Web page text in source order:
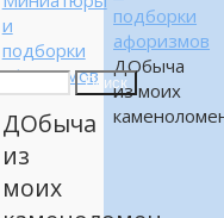
Поиск
подборки
афоризмов
ДОбыча
из моих
и
подборки
афоризмов
ДОбыча
из
моих